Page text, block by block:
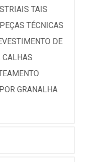
TAIS
TÉCNICAS
DE
CALHAS
GRANALHA